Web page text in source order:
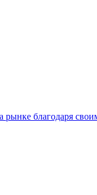
благодаря